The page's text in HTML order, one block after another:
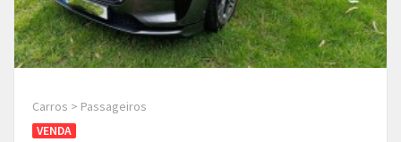
Carros > Passageiros
VENDA